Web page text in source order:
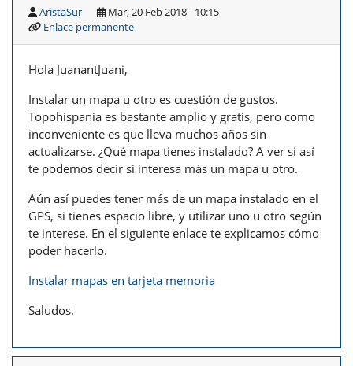
AristaSur
Mar, 20 Feb 2018 - 10:15
Enlace permanente
Hola JuanantJuani,
Instalar un mapa u otro es cuestión de gustos.
Topohispania es bastante amplio y gratis, pero como
inconveniente es que lleva muchos años sin
actualizarse. ¿Qué mapa tienes instalado? A ver si así
te podemos decir si interesa más un mapa u otro.
Aún así puedes tener más de un mapa instalado en el
GPS, si tienes espacio libre, y utilizar uno u otro según
te interese. En el siguiente enlace te explicamos cómo
poder hacerlo.
Instalar mapas en tarjeta memoria
Saludos.